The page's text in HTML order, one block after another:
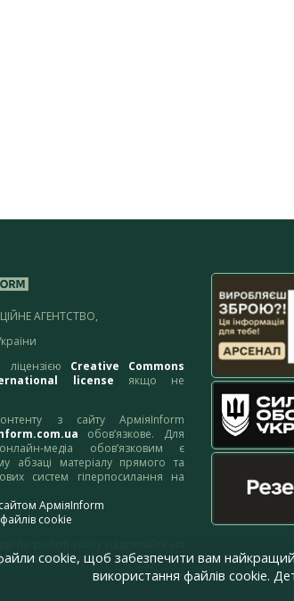
АГЕНТСТВО,
Creative Commons
license якщо не
з сайту АрміяInform
обов’язкове. Для
медіа обов’язковим є
абзаці матеріалу прямого та
систем гіперпосилання на
АрміяInform
cookie
cookie, щоб забезпечити вам
використання файлів cookie.